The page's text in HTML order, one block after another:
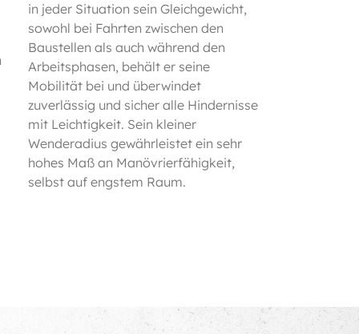
in jeder Situation sein Gleichgewicht,
sowohl bei Fahrten zwischen den
Baustellen als auch während den
Arbeitsphasen, behält er seine
Mobilität bei und überwindet
zuverlässig und sicher alle Hindernisse
mit Leichtigkeit. Sein kleiner
Wenderadius gewährleistet ein sehr
hohes Maß an Manövrierfähigkeit,
selbst auf engstem Raum.